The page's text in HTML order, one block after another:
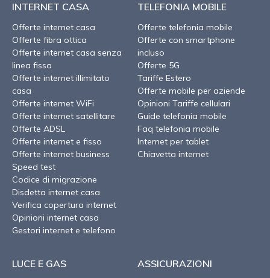
INTERNET CASA
Offerte internet casa
Offerte fibra ottica
Offerte internet casa senza
linea fissa
Offerte internet illimitato
casa
Offerte internet WiFi
Offerte internet satellitare
Offerte ADSL
Offerte internet e fisso
Offerte internet business
Speed test
Codice di migrazione
Disdetta internet casa
Verifica copertura internet
Opinioni internet casa
Gestori internet e telefono
TELEFONIA MOBILE
Offerte telefonia mobile
Offerte con smartphone
incluso
Offerte 5G
Tariffe Estero
Offerte mobile per aziende
Opinioni Tariffe cellulari
Guide telefonia mobile
Faq telefonia mobile
Internet per tablet
Chiavetta internet
LUCE E GAS ASSICURAZIONI